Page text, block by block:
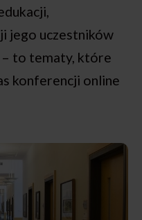
jego uczestników
– to tematy, które
konferencji online